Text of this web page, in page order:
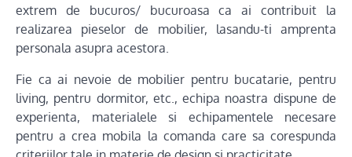
extrem de bucuros/ bucuroasa ca ai contribuit la
realizarea pieselor de mobilier, lasandu-ti amprenta
personala asupra acestora.
Fie ca ai nevoie de mobilier pentru bucatarie, pentru
living, pentru dormitor, etc., echipa noastra dispune de
experienta, materialele si echipamentele necesare
pentru a crea mobila la comanda care sa corespunda